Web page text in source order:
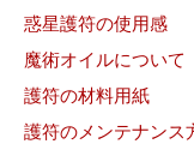
惑星護符の使用感
魔術オイルについて
護符の材料用紙
護符のメンテナンス